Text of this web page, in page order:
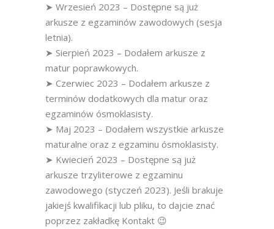
➤ Wrzesień 2023 – Dostępne są już
arkusze z egzaminów zawodowych (sesja
letnia).
➤ Sierpień 2023 – Dodałem arkusze z
matur poprawkowych.
➤ Czerwiec 2023 – Dodałem arkusze z
terminów dodatkowych dla matur oraz
egzaminów ósmoklasisty.
➤ Maj 2023 – Dodałem wszystkie arkusze
maturalne oraz z egzaminu ósmoklasisty.
➤ Kwiecień 2023 – Dostępne są już
arkusze trzyliterowe z egzaminu
zawodowego (styczeń 2023). Jeśli brakuje
jakiejś kwalifikacji lub pliku, to dajcie znać
poprzez zakładkę Kontakt 😉